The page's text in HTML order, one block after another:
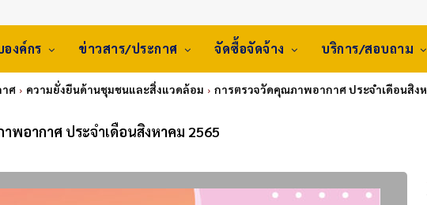
องค์กร ข่าวสาร/ประกาศ จัดซื้อจัดจ้าง บริการ/สอบถาม
ศ ความยั่งยืนด้านชุมชนและสิ่งแวดล้อม การตรวจวัดคุณภาพอากาศ ประจำเดือนสิง
พอากาศ ประจำเดือนสิงหาคม 2565